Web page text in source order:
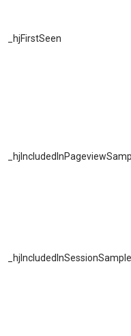
_hjFirstSeen
_hjIncludedInSessionSample